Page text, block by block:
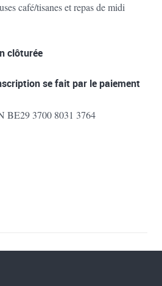
café/tisanes et repas de midi
clôturée
se fait par le paiement
BE29 3700 8031 3764